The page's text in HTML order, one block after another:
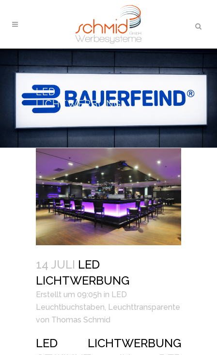
LED
LICHTWERBUNG
14 JULI LED
LICHTWERBUNG
Erstellt um 09:05h in LED
Leuchtbuchstaben, Leuchttransparente
von Thomas Schmid
LED LICHTWERBUNG